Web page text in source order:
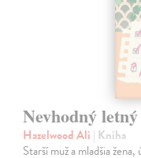
Nevhodný
Hazelwood Ali | Kniha
Starší muž a mladšia